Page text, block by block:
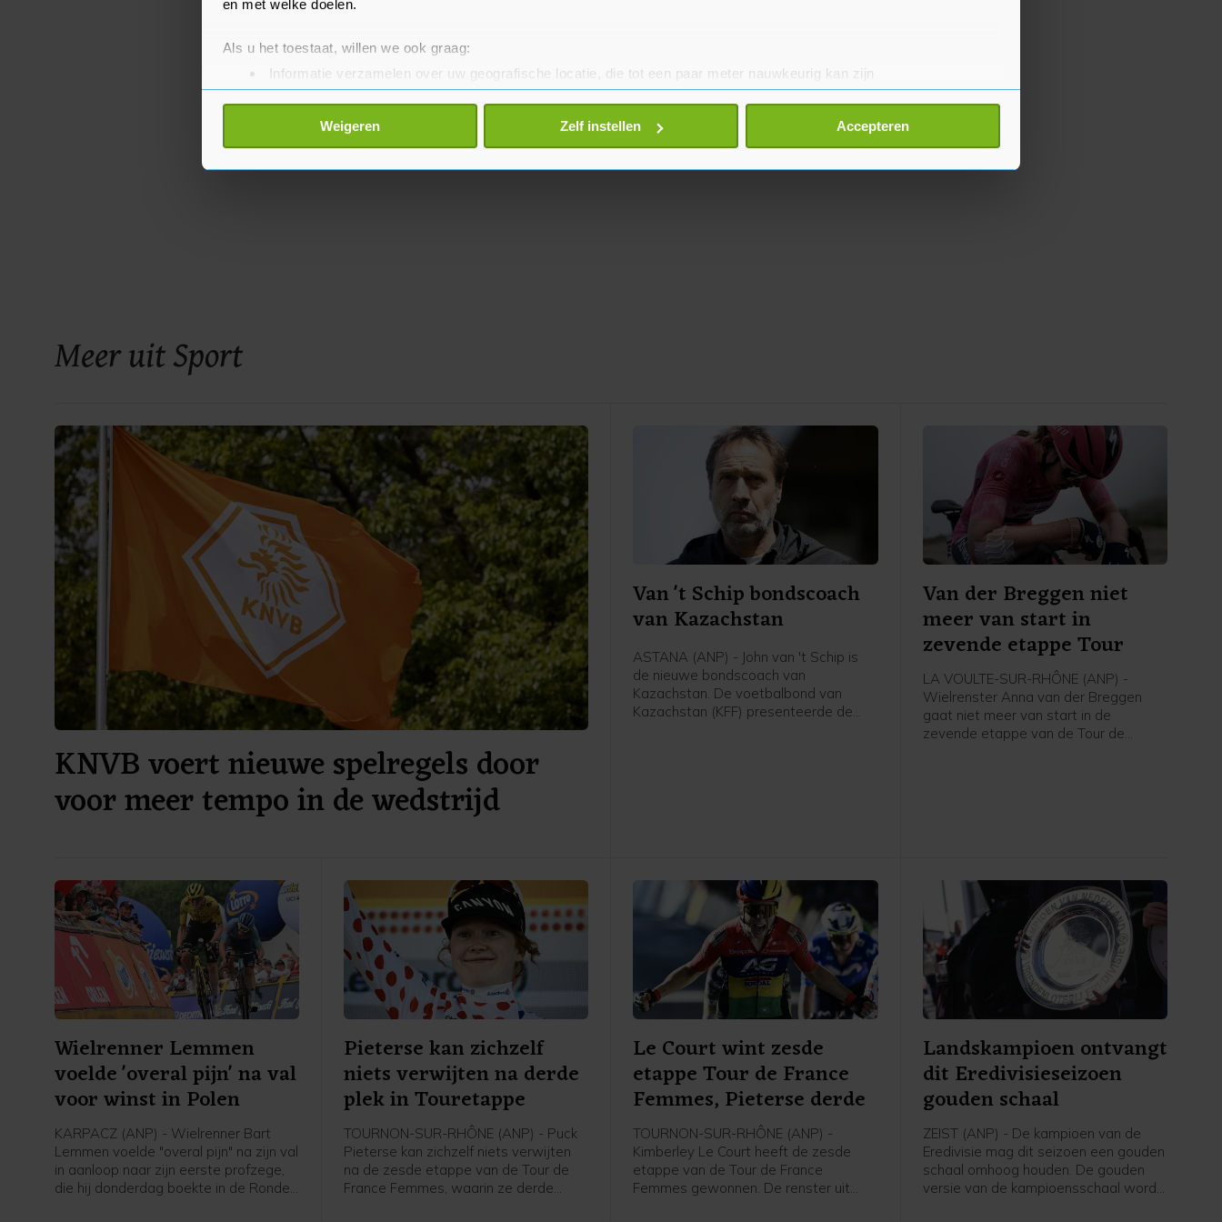
en met welke doelen.
Als u het toestaat, willen we ook graag:
Informatie verzamelen over uw geografische locatie, die tot een paar meter nauwkeurig kan zijn
Uw apparaat identificeren door het actief te scannen op specifieke eigenschappen (fingerprinting)
Lees meer over hoe uw persoonlijke gegevens worden verwerkt en stel uw voorkeuren in het
detailgedeelte
toestemming op elk moment wijzigen of intrekken in de Cookieverklaring.
Weigeren Zelf instellen Accepteren
Meer uit Sport
KNVB voert nieuwe spelregels door
voor meer tempo in de wedstrijd
Van 't Schip bondscoach
van Kazachstan
ASTANA (ANP) - John van 't Schip is
de nieuwe bondscoach van
Kazachstan. De voetbalbond van
Kazachstan (KFF) presenteerde de
Van der Breggen niet
meer van start in
zevende etappe Tour
LA VOULTE-SUR-RHÔNE (ANP) -
Wielrenster Anna van der Breggen
gaat niet meer van start in de
zevende etappe van de Tour de
Wielrenner Lemmen
voelde 'overal pijn' na val
voor winst in Polen
KARPACZ (ANP) - Wielrenner Bart
Lemmen voelde "overal pijn" na zijn val
in aanloop naar zijn eerste profzege,
die hij donderdag boekte in de Ronde
Pieterse kan zichzelf
niets verwijten na derde
plek in Touretappe
TOURNON-SUR-RHÔNE (ANP) - Puck
Pieterse kan zichzelf niets verwijten
na de zesde etappe van de Tour de
France Femmes, waarin ze derde
Le Court wint zesde
etappe Tour de France
Femmes, Pieterse derde
TOURNON-SUR-RHÔNE (ANP) -
Kimberley Le Court heeft de zesde
etappe van de Tour de France
Femmes gewonnen. De renster uit
Landskampioen ontvangt
dit Eredivisieseizoen
gouden schaal
ZEIST (ANP) - De kampioen van de
Eredivisie mag dit seizoen een gouden
schaal omhoog houden. De gouden
versie van de kampioensschaal wordt